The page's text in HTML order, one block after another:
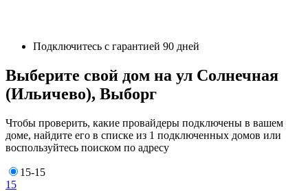
Подключитесь с гарантией 90 дней
Выберите свой дом на ул Солнечная
(Ильичево), Выборг
Чтобы проверить, какие провайдеры подключены в вашем
доме, найдите его в списке из 1 подключенных домов или
воспользуйтесь поиском по адресу
15-15
15